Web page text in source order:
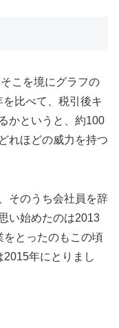
こを境にグラフの
比べて、税引後キ
かというと、約100
れほどの威力を持つ
そのうち会社員を辞
い始めたのは2013
とったのもこの頃
年にとりまし